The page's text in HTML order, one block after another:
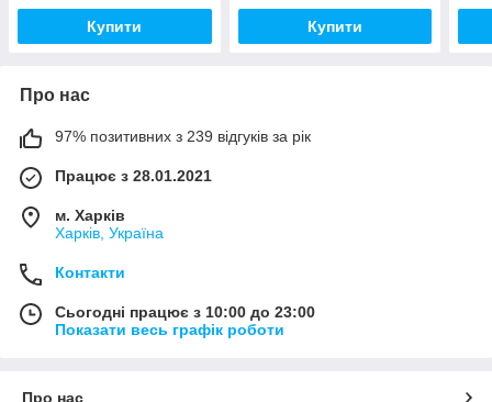
Купити Купити
Про нас
97% позитивних з 239 відгуків за рік
Працює з 28.01.2021
м. Харків
Харків, Україна
Контакти
Сьогодні працює з 10:00 до 23:00
Показати весь графік роботи
Про нас